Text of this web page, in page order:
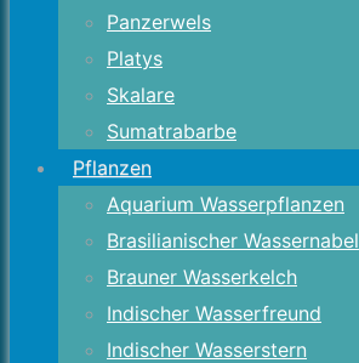
Panzerwels
Platys
Skalare
Sumatrabarbe
Pflanzen
Aquarium Wasserpflanzen
Brasilianischer Wassernabel
Brauner Wasserkelch
Indischer Wasserfreund
Indischer Wasserstern